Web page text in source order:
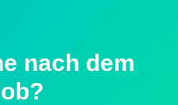
nach dem